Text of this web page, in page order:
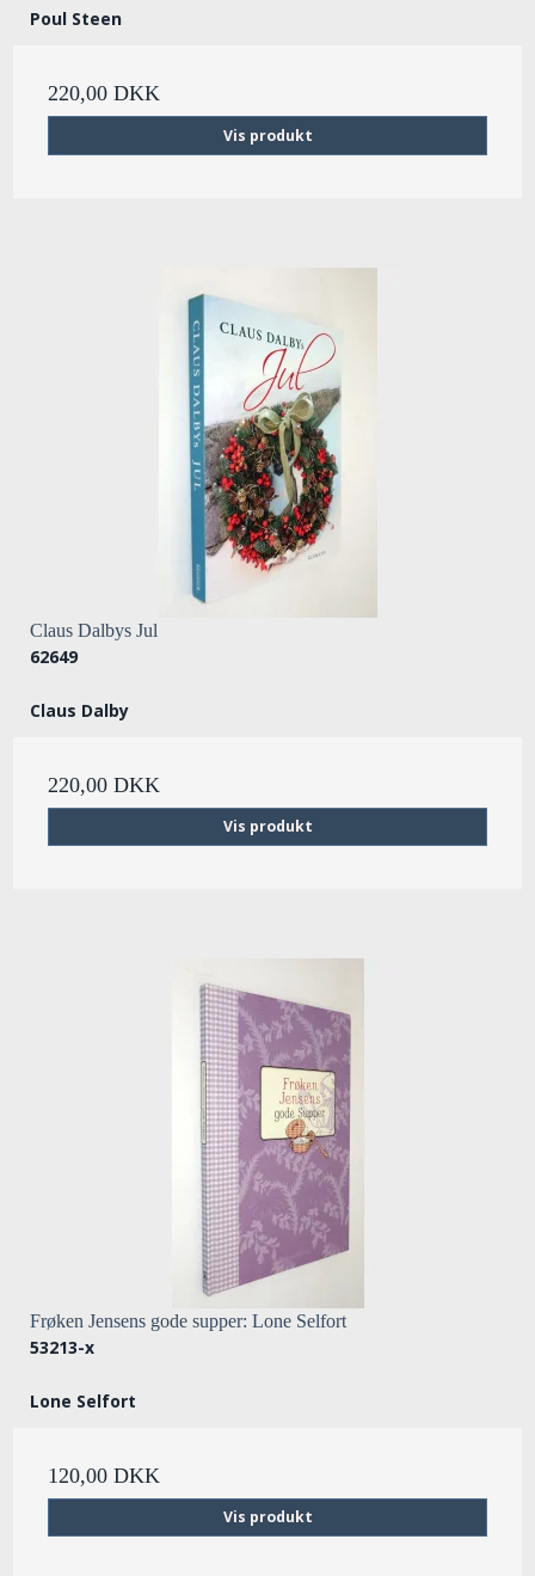
Poul Steen
220,00 DKK
Vis produkt
Claus Dalbys Jul
62649
Claus Dalby
220,00 DKK
Vis produkt
Frøken Jensens gode supper: Lone Selfort
53213-x
Lone Selfort
120,00 DKK
Vis produkt